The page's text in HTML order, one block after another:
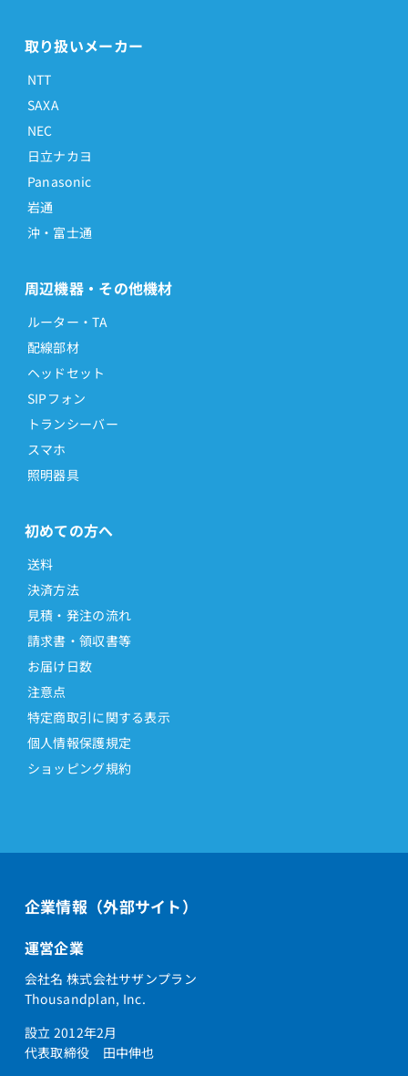
取り扱いメーカー
NTT
SAXA
NEC
日立ナカヨ
Panasonic
岩通
沖・富士通
周辺機器・その他機材
ルーター・TA
配線部材
ヘッドセット
SIPフォン
トランシーバー
スマホ
照明器具
初めての方へ
送料
決済方法
見積・発注の流れ
請求書・領収書等
お届け日数
注意点
特定商取引に関する表示
個人情報保護規定
ショッピング規約
企業情報（外部サイト）
運営企業
会社名 株式会社サザンプラン
Thousandplan, Inc.
設立 2012年2月
代表取締役 田中伸也